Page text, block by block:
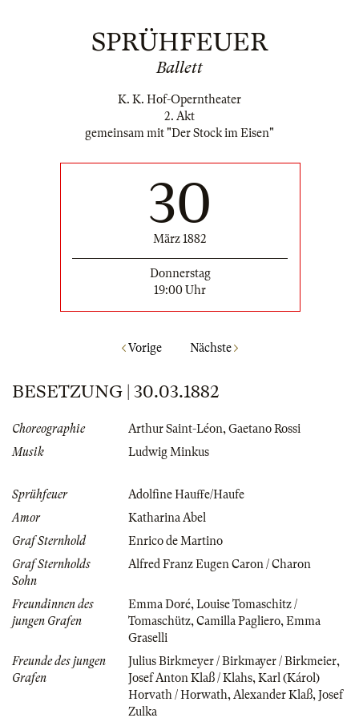
SPRÜHFEUER
Ballett
K. K. Hof-Operntheater
2. Akt
gemeinsam mit "Der Stock im Eisen"
30
März 1882
Donnerstag
19:00 Uhr
Vorige Nächste
BESETZUNG | 30.03.1882
Choreographie Arthur Saint-Léon, Gaetano Rossi
Musik
Ludwig Minkus
Sprühfeuer
Adolfine Hauffe/Haufe
Amor
Katharina Abel
Graf Sternhold
Enrico de Martino
Graf Sternholds
Sohn
Alfred Franz Eugen Caron / Charon
Freundinnen des
jungen Grafen
Emma Doré, Louise Tomaschitz /
Tomaschütz, Camilla Pagliero, Emma
Graselli
Freunde des jungen
Grafen
Julius Birkmeyer / Birkmayer / Birkmeier,
Josef Anton Klaß / Klahs, Karl (Károl)
Horvath / Horwath, Alexander Klaß, Josef
Zulka